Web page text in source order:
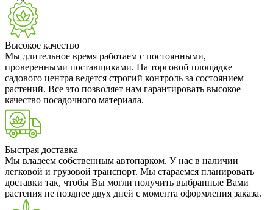
Высокое качество
Мы длительное время работаем с постоянными,
проверенными поставщиками. На торговой площадке
садового центра ведется строгий контроль за состоянием
растений. Все это позволяет нам гарантировать высокое
качество посадочного материала.
Быстрая доставка
Мы владеем собственным автопарком. У нас в наличии
легковой и грузовой транспорт. Мы стараемся планировать
доставки так, чтобы Вы могли получить выбранные Вами
растения не позднее двух дней с момента оформления заказа.